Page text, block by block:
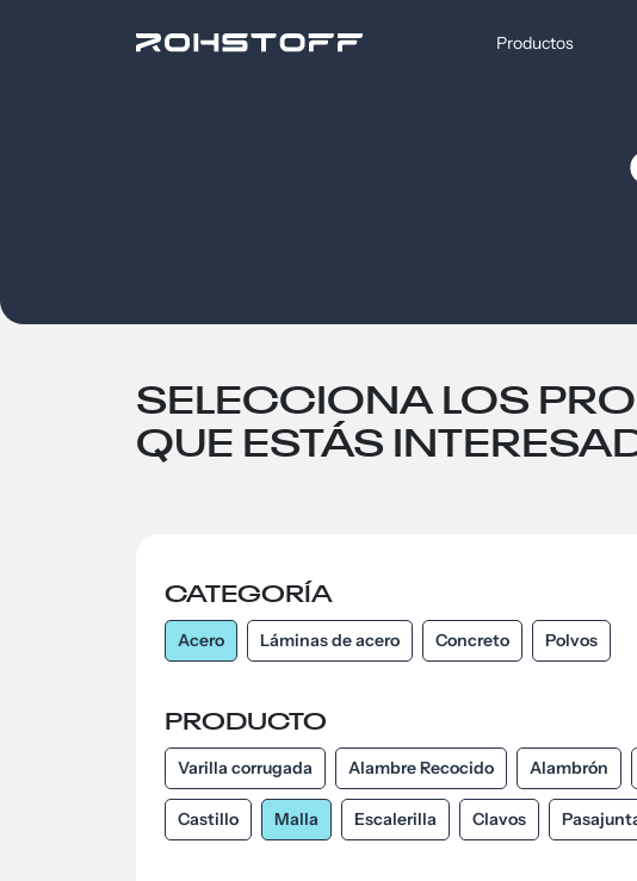
Productos
SELECCIONA LOS
QUE ESTÁS
CATEGORÍA
Acero Láminas de acero Concreto Polvos
PRODUCTO
Varilla corrugada Alambre Recocido Alambrón
Castillo Malla Escalerilla Clavos